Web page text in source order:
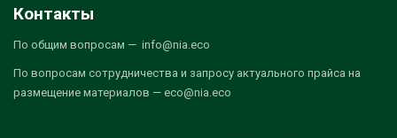
Контакты
По общим вопросам — info@nia.eco
По вопросам сотрудничества и запросу актуального прайса на
размещение материалов — eco@nia.eco